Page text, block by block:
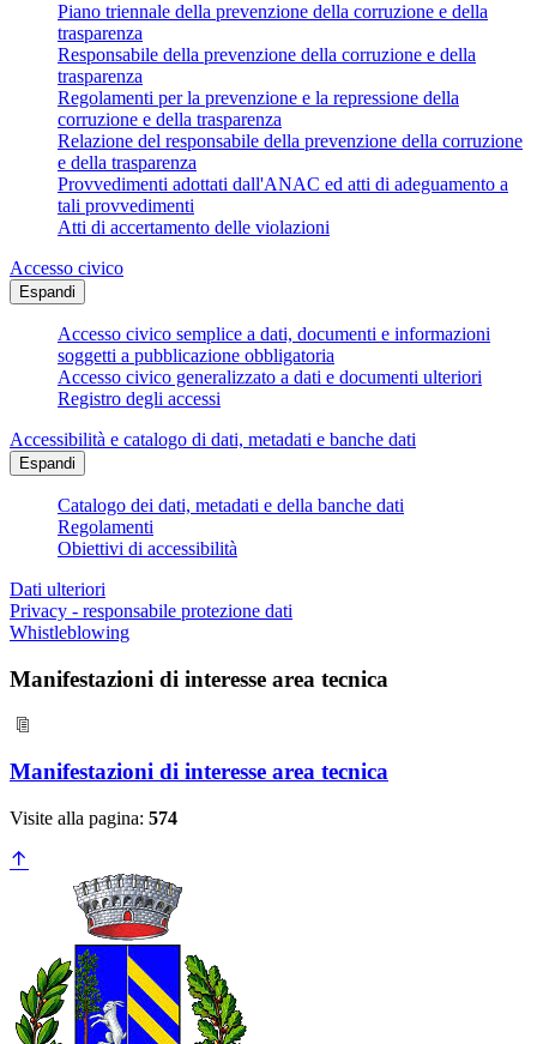
Piano triennale della prevenzione della corruzione e della
trasparenza
Responsabile della prevenzione della corruzione e della
trasparenza
Regolamenti per la prevenzione e la repressione della
corruzione e della trasparenza
Relazione del responsabile della prevenzione della corruzione
e della trasparenza
Provvedimenti adottati dall'ANAC ed atti di adeguamento a
tali provvedimenti
Atti di accertamento delle violazioni
Accesso civico
Espandi
Accesso civico semplice a dati, documenti e informazioni
soggetti a pubblicazione obbligatoria
Accesso civico generalizzato a dati e documenti ulteriori
Registro degli accessi
Accessibilità e catalogo di dati, metadati e banche dati
Espandi
Catalogo dei dati, metadati e della banche dati
Regolamenti
Obiettivi di accessibilità
Dati ulteriori
Privacy - responsabile protezione dati
Whistleblowing
Manifestazioni di interesse area tecnica
Manifestazioni di interesse area tecnica
Visite alla pagina: 574